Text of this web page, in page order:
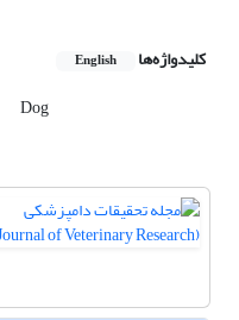
کلیدواژه‌ها English
Dog